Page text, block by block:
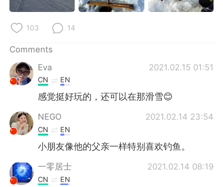
103 14
Comments
Eva
2021.02.15 01:51
CN EN
感觉挺好玩的，还可以在那滑雪😊
NEGO 2021.02.14 23:54
CN EN
小朋友像他的父亲一样特别喜欢钓鱼。
一零居士 2021.02.14 08:19
CN EN